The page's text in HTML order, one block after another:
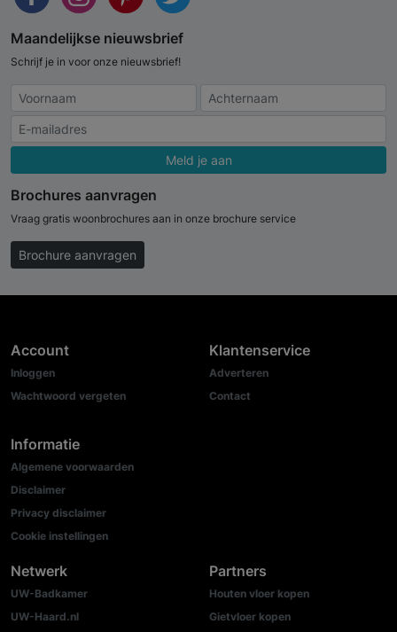
Maandelijkse nieuwsbrief
Schrijf je in voor onze nieuwsbrief!
Meld je aan
Brochures aanvragen
Vraag gratis woonbrochures aan in onze brochure service
Brochure aanvragen
Account
Inloggen
Wachtwoord vergeten
Informatie
Algemene voorwaarden
Disclaimer
Privacy disclaimer
Cookie instellingen
Klantenservice
Adverteren
Contact
Netwerk
UW-Badkamer
UW-Haard.nl
Partners
Houten vloer kopen
Gietvloer kopen